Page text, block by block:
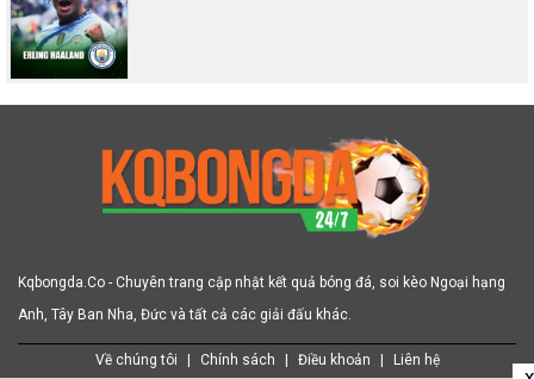
Kqbongda.Co - Chuyên trang cập nhật kết quả bóng đá, soi kèo Ngoại hạng
Anh, Tây Ban Nha, Đức và tất cả các giải đấu khác.
Về chúng tôi Chính sách Điều khoản Liên hệ